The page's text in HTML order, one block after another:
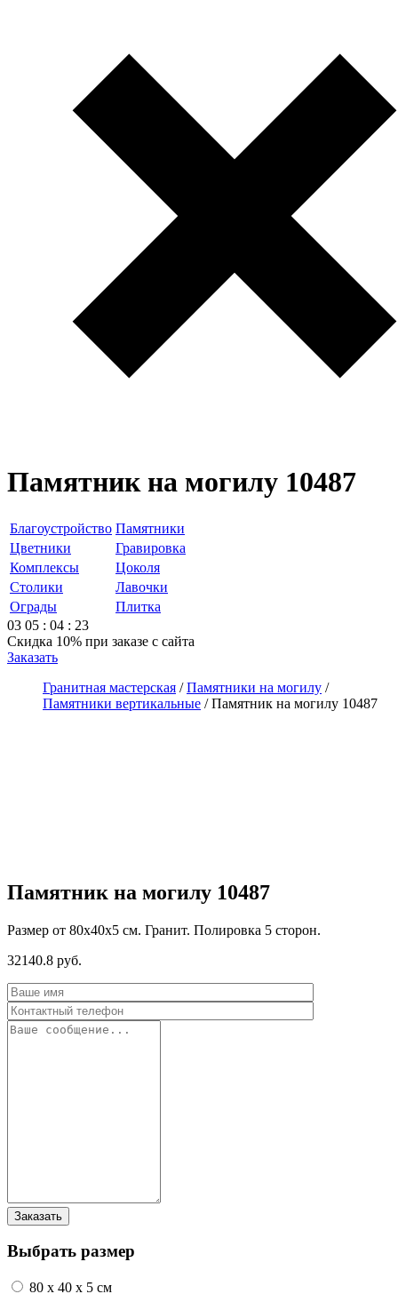
Памятник на могилу 10487
Благоустройство Памятники
Цветники
Гравировка
Комплексы
Цоколя
Столики
Лавочки
Ограды
Плитка
03 05 : 04 : 23
Скидка 10% при заказе с сайта
Заказать
Гранитная мастерская /Памятники на могилу /
Памятники вертикальные /Памятник на могилу 10487
Памятник на могилу 10487
Размер от 80х40х5 см. Гранит. Полировка 5 сторон.
32140.8 руб.
Выбрать размер
80 x 40 x 5 см